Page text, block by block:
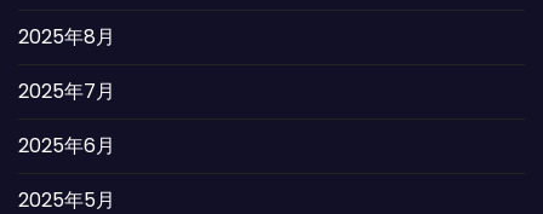
2025年8月
2025年7月
2025年6月
2025年5月